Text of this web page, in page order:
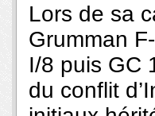
Lors de sa
Grumman
I/8 puis GC
du conflit